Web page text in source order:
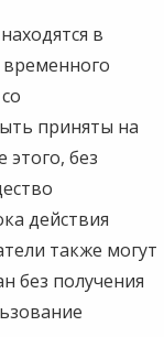
в
приняты на
этого, без
действия
также могут
без получения